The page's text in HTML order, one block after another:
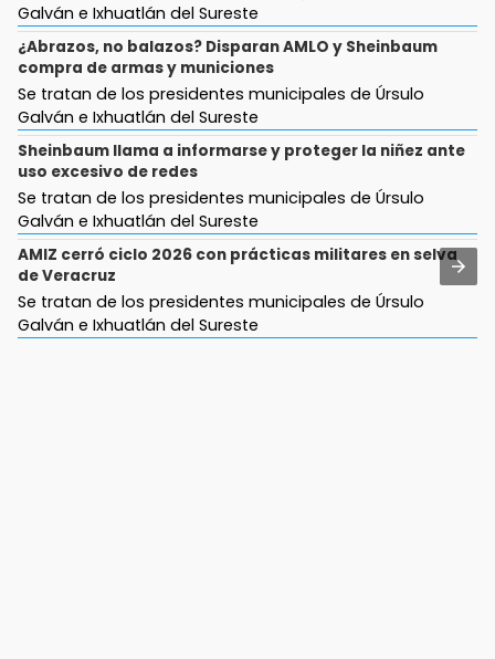
Galván e Ixhuatlán del Sureste
¿Abrazos, no balazos? Disparan AMLO y Sheinbaum
compra de armas y municiones
Se tratan de los presidentes municipales de Úrsulo
Galván e Ixhuatlán del Sureste
Sheinbaum llama a informarse y proteger la niñez ante
uso excesivo de redes
Se tratan de los presidentes municipales de Úrsulo
Galván e Ixhuatlán del Sureste
AMIZ cerró ciclo 2026 con prácticas militares en selva
de Veracruz
Se tratan de los presidentes municipales de Úrsulo
Galván e Ixhuatlán del Sureste